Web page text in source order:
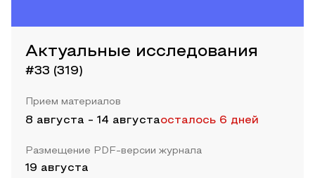
Актуальные исследования
#33 (319)
Прием материалов
8 августа - 14 августаосталось 6 дней
Размещение PDF-версии журнала
19 августа